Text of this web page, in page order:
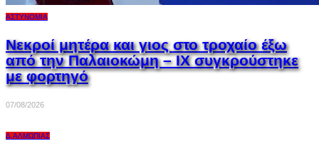
ΑΣΤΥΝΟΜΊΑ
Νεκροί μητέρα και γιος στο τροχαίο έξω
από την Παλαιοκώμη – ΙΧ συγκρούστηκε
με φορτηγό
07/08/2026
Δ.ΑΛΜΩΠΊΑΣ